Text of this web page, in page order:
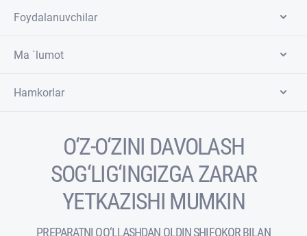
Foydalanuvchilar
Ma `lumot
Hamkorlar
O‘Z-O‘ZINI DAVOLASH
SOG‘LIG‘INGIZGA ZARAR
YETKAZISHI MUMKIN
PREPARATNI QO‘LLASHDAN OLDIN SHIFOKOR BILAN